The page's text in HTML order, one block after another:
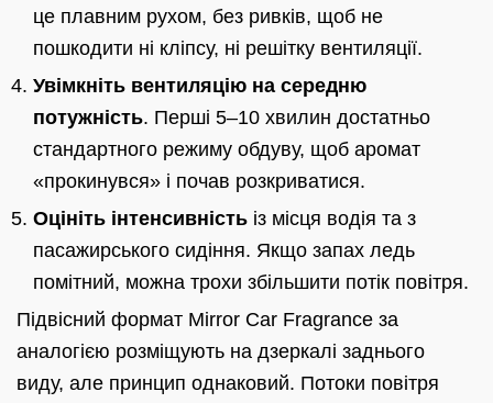
це плавним рухом, без ривків, щоб не
пошкодити ні кліпсу, ні решітку вентиляції.
Увімкніть вентиляцію на середню
потужність. Перші 5–10 хвилин достатньо
стандартного режиму обдуву, щоб аромат
«прокинувся» і почав розкриватися.
Оцініть інтенсивність із місця водія та з
пасажирського сидіння. Якщо запах ледь
помітний, можна трохи збільшити потік повітря.
Підвісний формат Mirror Car Fragrance за
аналогією розміщують на дзеркалі заднього
виду, але принцип однаковий. Потоки повітря